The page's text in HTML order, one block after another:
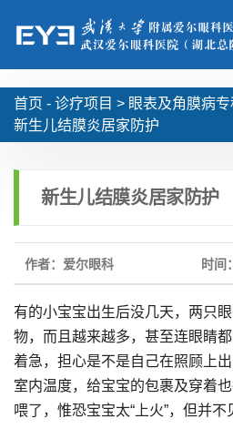
首页 - 诊疗项目 > 眼表及角膜病
新生儿结膜炎居家防护
新生儿结膜炎居家防护
作者：爱尔眼科 时间
有的小宝宝出生后没几天，两只
物，而且越来越多，甚至连眼睛
着急，担心是不是自己在照顾上
室内温度，给宝宝的包裹及穿着
喂了，惟恐宝宝太“上火”，但并